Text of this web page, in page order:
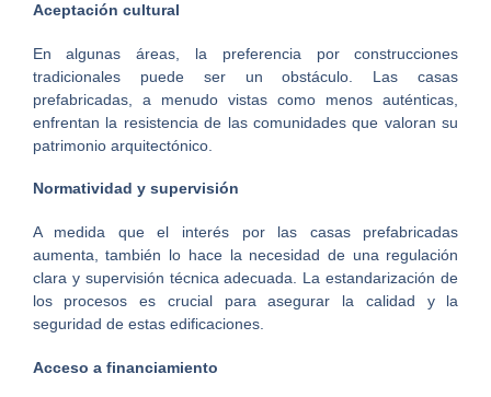
Aceptación cultural
En algunas áreas, la preferencia por construcciones
tradicionales puede ser un obstáculo. Las casas
prefabricadas, a menudo vistas como menos auténticas,
enfrentan la resistencia de las comunidades que valoran su
patrimonio arquitectónico.
Normatividad y supervisión
A medida que el interés por las casas prefabricadas
aumenta, también lo hace la necesidad de una regulación
clara y supervisión técnica adecuada. La estandarización de
los procesos es crucial para asegurar la calidad y la
seguridad de estas edificaciones.
Acceso a financiamiento